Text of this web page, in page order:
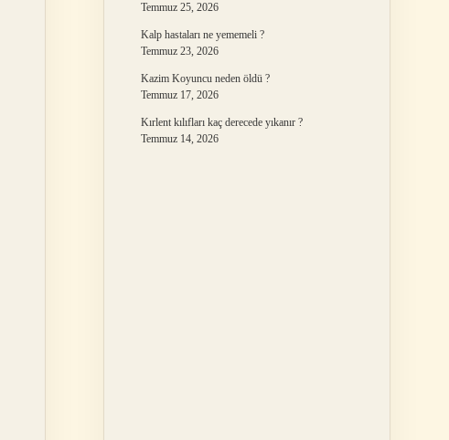
Temmuz 25, 2026
Kalp hastaları ne yememeli ?
Temmuz 23, 2026
Kazim Koyuncu neden öldü ?
Temmuz 17, 2026
Kırlent kılıfları kaç derecede yıkanır ?
Temmuz 14, 2026